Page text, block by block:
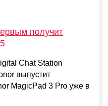
получит
Chat Station
выпустит
MagicPad 3 Pro уже в